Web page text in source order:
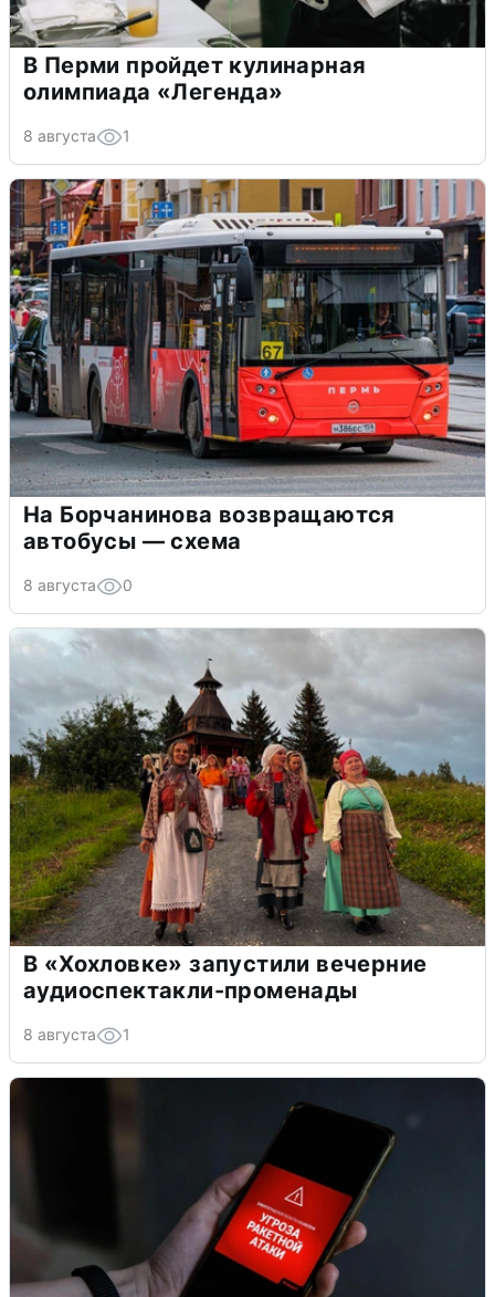
В Перми пройдет кулинарная
олимпиада «Легенда»
8 августа 1
На Борчанинова возвращаются
автобусы — схема
8 августа 0
В «Хохловке» запустили вечерние
аудиоспектакли-променады
8 августа 1